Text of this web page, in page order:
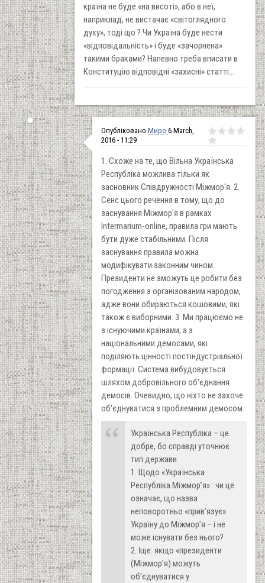
країна не буде «на висоті», або в неї,
наприклад, не вистачає «світоглядного
духу», тоді що ? Чи Україна буде нести
«відповідальність» і буде «зачорнена»
такими браками? Напевно треба вписати в
Конституцію відповідні «захисні» статті…
Опубліковано Миро 6 March,
2016 - 11:29
1. Схоже на те, що Вільна Українська
Республіка можлива тільки як
засновник Співдружності Міжмор'я. 2.
Сенс цього речення в тому, що до
заснування Міжмор'я в рамках
Intermarium-online, правила гри мають
бути дуже стабільними. Після
заснування правила можна
модифікувати законним чином.
Президенти не зможуть це робити без
погодження з організованим народом,
адже вони обираються кошовими, які
також є виборними. 3. Ми працюємо не
з існуючими країнами, а з
національними демосами, які
поділяють цінності постіндустріальної
формації. Система вибудовується
шляхом добровільного об'єднання
демосів. Очевидно, що ніхто не захоче
об'єднуватися з проблемним демосом.
Українська Республіка – це
добре, бо справді уточнює
тип держави.
1. Щодо «Українська
Республіка Міжмор’я» : чи це
означає, що назва
неповоротньо «прив’язує»
Україну до Міжмор’я – і не
може існувати без нього?
2. Ӏ ще: якщо «президенти
(Міжмор’я) можуть
об’єднуватися у